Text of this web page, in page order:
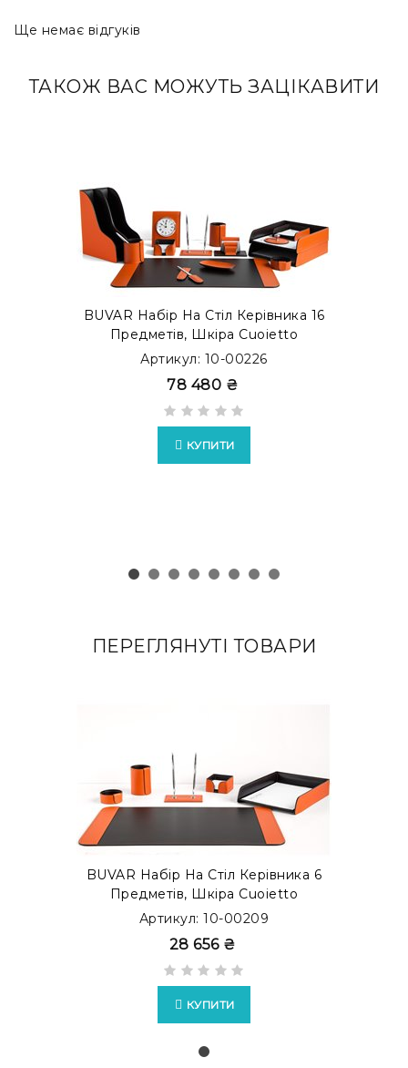
Ще немає відгуків
ТАКОЖ ВАС МОЖУТЬ ЗАЦІКАВИТИ
BUVAR Набір На Стіл Керівника 16
Предметів, Шкіра Cuoietto
Артикул: 10-00226
78 480 ₴
КУПИТИ
ПЕРЕГЛЯНУТІ ТОВАРИ
BUVAR Набір На Стіл Керівника 6
Предметів, Шкіра Cuoietto
Артикул: 10-00209
28 656 ₴
КУПИТИ